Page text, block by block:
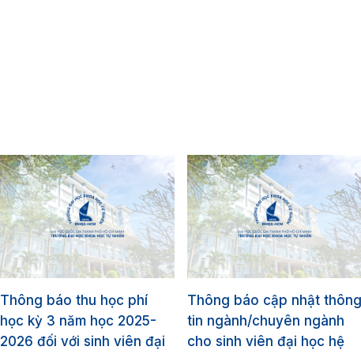
Thông báo thu học phí
học kỳ 3 năm học 2025-
2026 đối với sinh viên đại
Thông báo cập nhật thông
tin ngành/chuyên ngành
cho sinh viên đại học hệ